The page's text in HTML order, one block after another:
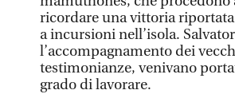
ricordare una vittoria
a incursioni nell’isola.
l’accompagnamento dei
testimonianze, venivano
grado di lavorare.